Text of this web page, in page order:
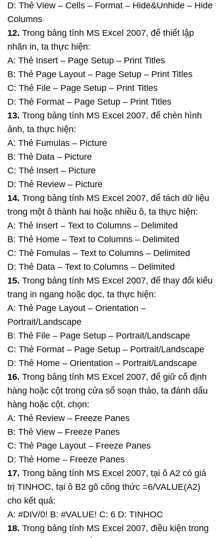
D: Thẻ View – Cells – Format – Hide&Unhide – Hide
Columns
12. Trong bảng tính MS Excel 2007, để thiết lập
nhãn in, ta thực hiện:
A: Thẻ Insert – Page Setup – Print Titles
B: Thẻ Page Layout – Page Setup – Print Titles
C: Thẻ File – Page Setup – Print Titles
D: Thẻ Format – Page Setup – Print Titles
13. Trong bảng tính MS Excel 2007, để chèn hình
ảnh, ta thực hiện:
A: Thẻ Fumulas – Picture
B: Thẻ Data – Picture
C: Thẻ Insert – Picture
D: Thẻ Review – Picture
14. Trong bảng tính MS Excel 2007, để tách dữ liệu
trong một ô thành hai hoặc nhiều ô, ta thực hiện:
A: Thẻ Insert – Text to Columns – Delimited
B: Thẻ Home – Text to Columns – Delimited
C: Thẻ Fomulas – Text to Columns – Delimited
D: Thẻ Data – Text to Columns – Delimited
15. Trong bảng tính MS Excel 2007, để thay đổi kiểu
trang in ngang hoặc dọc, ta thực hiện:
A: Thẻ Page Layout – Orientation –
Portrait/Landscape
B: Thẻ File – Page Setup – Portrait/Landscape
C: Thẻ Format – Page Setup – Portrait/Landscape
D: Thẻ Home – Orientation – Portrait/Landscape
16. Trong bảng tính MS Excel 2007, để giữ cố định
hàng hoặc cột trong cửa sổ soạn thảo, ta đánh dấu
hàng hoặc cột, chọn:
A: Thẻ Review – Freeze Panes
B: Thẻ View – Freeze Panes
C: Thẻ Page Layout – Freeze Panes
D: Thẻ Home – Freeze Panes
17. Trong bảng tính MS Excel 2007, tại ô A2 có giá
trị TINHOC, tại ô B2 gõ công thức =6/VALUE(A2)
cho kết quả:
A: #DIV/0! B: #VALUE! C: 6 D: TINHOC
18. Trong bảng tính MS Excel 2007, điều kiện trong